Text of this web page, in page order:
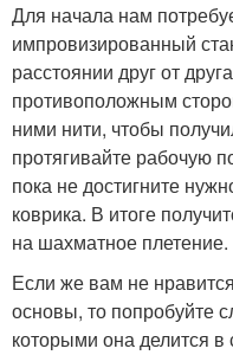
Для начала нам
импровизированный
расстоянии друг от
противоположным
ними нити, чтобы
протягивайте рабочую
пока не достигните
коврика. В итоге
на шахматное плетение.
Если же вам не
основы, то попробуйте
которыми она делится в